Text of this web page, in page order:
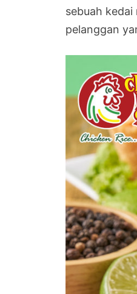
sebuah
pelanggan